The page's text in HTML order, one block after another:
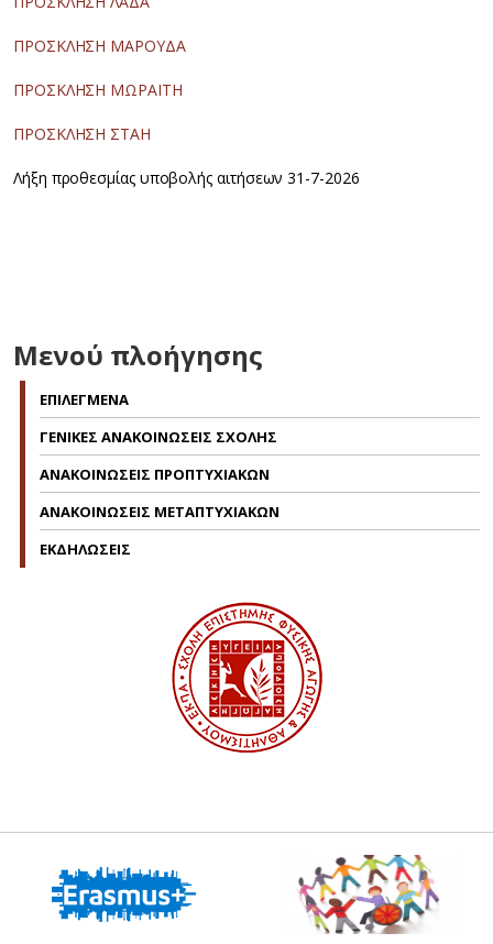
ΠΡΟΣΚΛΗΣΗ ΜΑΡΟΥΔΑ
ΠΡΟΣΚΛΗΣΗ ΜΩΡΑΪΤΗ
ΠΡΟΣΚΛΗΣΗ ΣΤΑΗ
Λήξη προθεσμίας υποβολής αιτήσεων 31-7-2026
Μενού πλοήγησης
ΕΠΙΛΕΓΜΕΝΑ
ΓΕΝΙΚΕΣ ΑΝΑΚΟΙΝΩΣΕΙΣ ΣΧΟΛΗΣ
ΑΝΑΚΟΙΝΩΣΕΙΣ ΠΡΟΠΤΥΧΙΑΚΩΝ
ΑΝΑΚΟΙΝΩΣΕΙΣ ΜΕΤΑΠΤΥΧΙΑΚΩΝ
ΕΚΔΗΛΩΣΕΙΣ